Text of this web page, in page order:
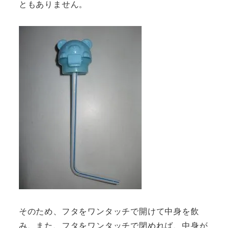
ともありません。
そのため、フタをワンタッチで開けて中身を飲
み、また、フタをワンタッチで閉めれば、中身が